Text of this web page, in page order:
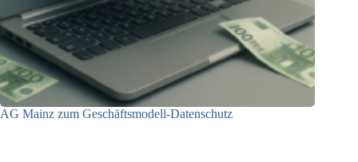
AG Mainz zum Geschäftsmodell-Datenschutz